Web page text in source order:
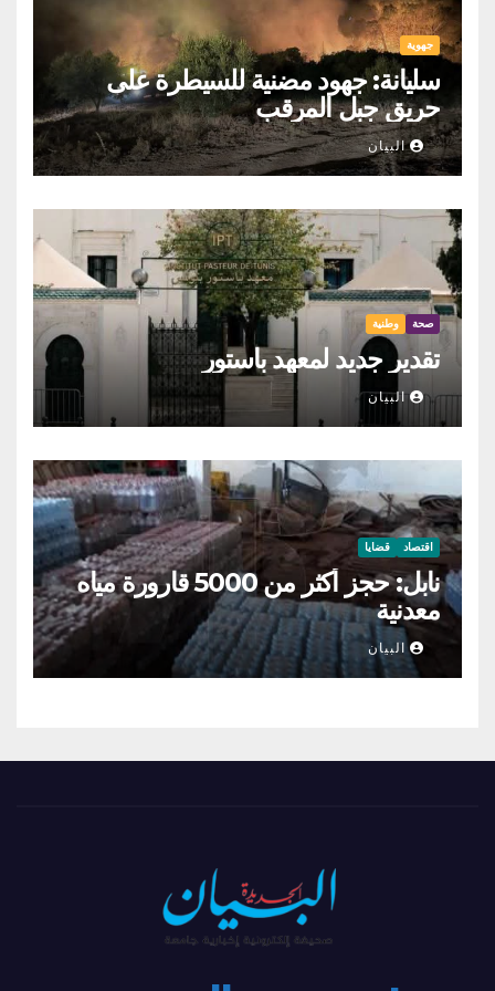
جهوية
سليانة: جهود مضنية للسيطرة على
حريق جبل المرقب
البيان
صحة وطنية
تقدير جديد لمعهد باستور
البيان
اقتصاد قضايا
نابل: حجز أكثر من 5000 قارورة مياه
معدنية
البيان